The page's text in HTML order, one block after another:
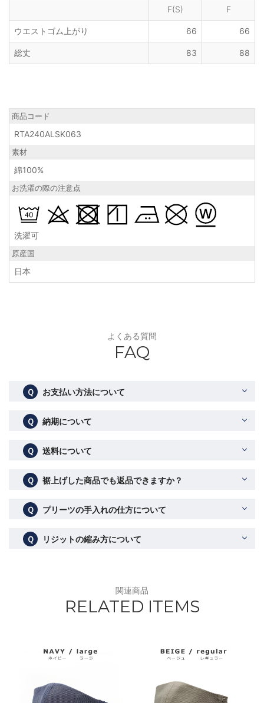
F(S) F
ウエストゴム上がり 66 66
総丈 83 88
商品コード
RTA240ALSK063
素材
綿100%
お洗濯の際の注意点
洗濯可
原産国
日本
よくある質問
FAQ
Ｑ お支払い方法について
Ｑ 納期について
Ｑ 送料について
Ｑ 裾上げした商品でも返品できますか？
Ｑ プリーツの手入れの仕方について
Ｑ リジットの縮み方について
関連商品
RELATED ITEMS